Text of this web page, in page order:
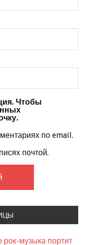
Чтобы
по email.
почтой.
музыка портит